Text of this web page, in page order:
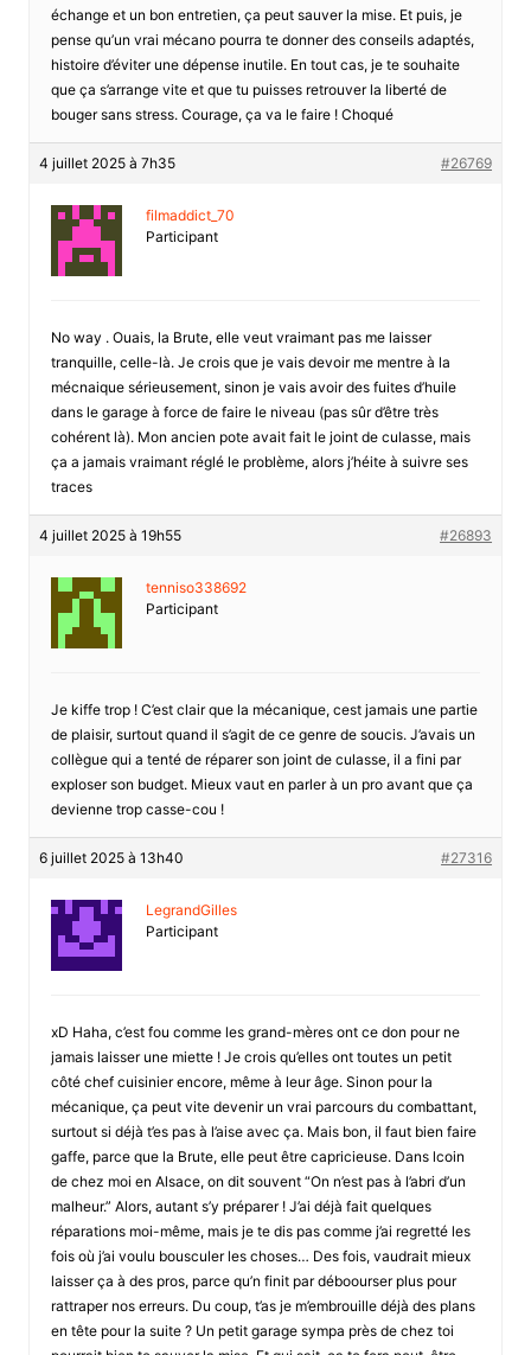
échange et un bon entretien, ça peut sauver la mise. Et puis, je
pense qu’un vrai mécano pourra te donner des conseils adaptés,
histoire d’éviter une dépense inutile. En tout cas, je te souhaite
que ça s’arrange vite et que tu puisses retrouver la liberté de
bouger sans stress. Courage, ça va le faire ! Choqué
4 juillet 2025 à 7h35 #26769
filmaddict_70
Participant
No way . Ouais, la Brute, elle veut vraimant pas me laisser
tranquille, celle-là. Je crois que je vais devoir me mentre à la
mécnaique sérieusement, sinon je vais avoir des fuites d’huile
dans le garage à force de faire le niveau (pas sûr d’être très
cohérent là). Mon ancien pote avait fait le joint de culasse, mais
ça a jamais vraimant réglé le problème, alors j’héite à suivre ses
traces
4 juillet 2025 à 19h55 #26893
tenniso338692
Participant
Je kiffe trop ! C’est clair que la mécanique, cest jamais une partie
de plaisir, surtout quand il s’agit de ce genre de soucis. J’avais un
collègue qui a tenté de réparer son joint de culasse, il a fini par
exploser son budget. Mieux vaut en parler à un pro avant que ça
devienne trop casse-cou !
6 juillet 2025 à 13h40 #27316
LegrandGilles
Participant
xD Haha, c’est fou comme les grand-mères ont ce don pour ne
jamais laisser une miette ! Je crois qu’elles ont toutes un petit
côté chef cuisinier encore, même à leur âge. Sinon pour la
mécanique, ça peut vite devenir un vrai parcours du combattant,
surtout si déjà t’es pas à l’aise avec ça. Mais bon, il faut bien faire
gaffe, parce que la Brute, elle peut être capricieuse. Dans lcoin
de chez moi en Alsace, on dit souvent “On n’est pas à l’abri d’un
malheur.” Alors, autant s’y préparer ! J’ai déjà fait quelques
réparations moi-même, mais je te dis pas comme j’ai regretté les
fois où j’ai voulu bousculer les choses… Des fois, vaudrait mieux
laisser ça à des pros, parce qu’n finit par déboourser plus pour
rattraper nos erreurs. Du coup, t’as je m’embrouille déjà des plans
en tête pour la suite ? Un petit garage sympa près de chez toi